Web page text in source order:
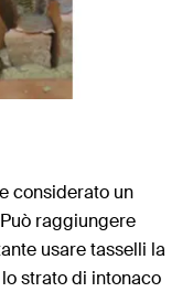
considerato un
raggiungere
usare tasselli la
strato di intonaco